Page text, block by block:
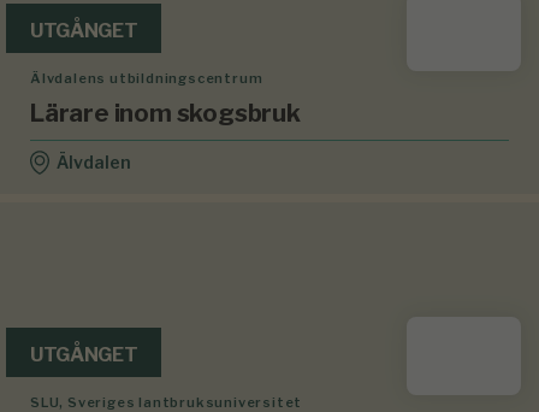
UTGÅNGET
Älvdalens utbildningscentrum
Lärare inom skogsbruk
Älvdalen
UTGÅNGET
SLU, Sveriges lantbruksuniversitet